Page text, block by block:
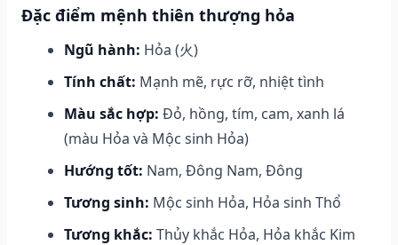
Đặc điểm mệnh thiên thượng hỏa
Ngũ hành: Hỏa (火)
Tính chất: Mạnh mẽ, rực rỡ, nhiệt tình
Màu sắc hợp: Đỏ, hồng, tím, cam, xanh lá
(màu Hỏa và Mộc sinh Hỏa)
Hướng tốt: Nam, Đông Nam, Đông
Tương sinh: Mộc sinh Hỏa, Hỏa sinh Thổ
Tương khắc: Thủy khắc Hỏa, Hỏa khắc Kim